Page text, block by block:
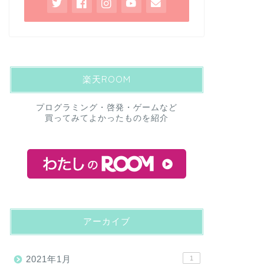
楽天ROOM
プログラミング・啓発・ゲームなど
買ってみてよかったものを紹介
アーカイブ
2021年1月 1